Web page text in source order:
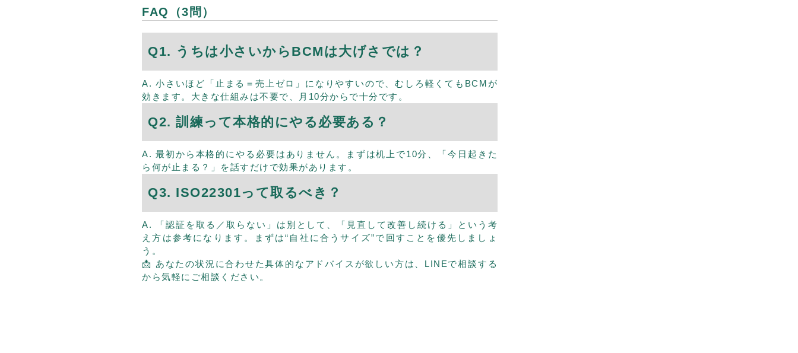
FAQ（3問）
Q1. うちは小さいからBCMは大げさでは？
A. 小さいほど「止まる＝売上ゼロ」になりやすいので、むしろ軽くてもBCMが
効きます。大きな仕組みは不要で、月10分からで十分です。
Q2. 訓練って本格的にやる必要ある？
A. 最初から本格的にやる必要はありません。まずは机上で10分、「今日起きた
ら何が止まる？」を話すだけで効果があります。
Q3. ISO22301って取るべき？
A. 「認証を取る／取らない」は別として、「見直して改善し続ける」という考
え方は参考になります。まずは“自社に合うサイズ”で回すことを優先しましょ
う。
📩 あなたの状況に合わせた具体的なアドバイスが欲しい方は、 LINEで相談する
から気軽にご相談ください。